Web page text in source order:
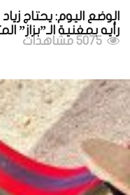
الوضع اليوم: يحتاج
رأيه بمغنية الـ”بزاز”